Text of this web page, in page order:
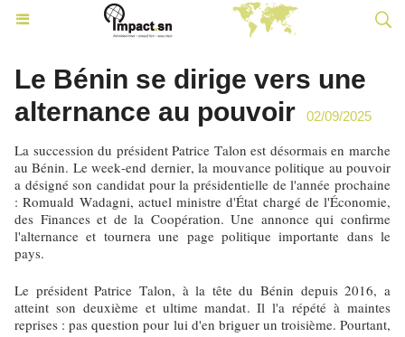
Le Bénin se dirige vers une
alternance au pouvoir
02/09/2025
La succession du président Patrice Talon est désormais en marche
au Bénin. Le week-end dernier, la mouvance politique au pouvoir
a désigné son candidat pour la présidentielle de l'année prochaine
: Romuald Wadagni, actuel ministre d'État chargé de l'Économie,
des Finances et de la Coopération. Une annonce qui confirme
l'alternance et tournera une page politique importante dans le
pays.
Le président Patrice Talon, à la tête du Bénin depuis 2016, a
atteint son deuxième et ultime mandat. Il l'a répété à maintes
reprises : pas question pour lui d'en briguer un troisième. Pourtant,